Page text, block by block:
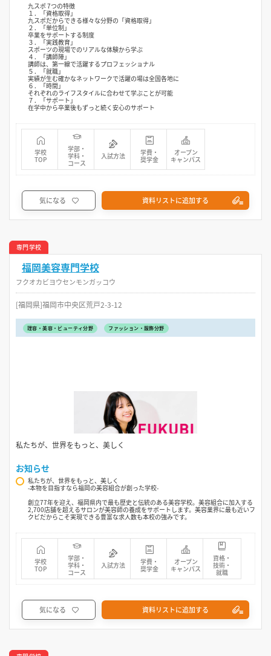
九スポ 7つの特徴
１．「資格取得」
九スポだからできる様々な分野の「資格取得」
２．「単位制」
卒業をサポートする制度
３．「実践教育」
スポーツの現場でのリアルな体験から学ぶ
４．「講師陣」
講師は、第一線で活躍するプロフェッショナル
５．「就職」
実績が生む確かなネットワークで活躍の場は全国各地に
６．「時間」
それぞれのライフスタイルに合わせて学ぶことが可能
７．「サポート」
在学中から卒業後もずっと続く安心のサポート
学校
TOP
学部・
学科・
コース
入試方法
学費・
奨学金
オープン
キャンパス
気になる 資料リストに追加する
専門学校
福岡美容専門学校
フクオカビヨウセンモンガッコウ
[福岡県]福岡市中央区荒戸2-3-12
理容・美容・ビューティ分野 ファッション・服飾分野
私たちが、世界をもっと、美しく
お知らせ
私たちが、世界をもっと、美しく
-本物を目指すなら福岡の美容組合が創った学校-
創立77年を迎え、福岡県内で最も歴史と伝統のある美容学校。美容組合に加入する
2,700店舗を超えるサロンが美容師の養成をサポートします。美容業界に最も近いフ
クビだからこそ実現できる豊富な求人数も本校の強みです。
学校
TOP
学部・
学科・
コース
入試方法
学費・
奨学金
オープン
キャンパス
資格・
技術・
就職
気になる 資料リストに追加する